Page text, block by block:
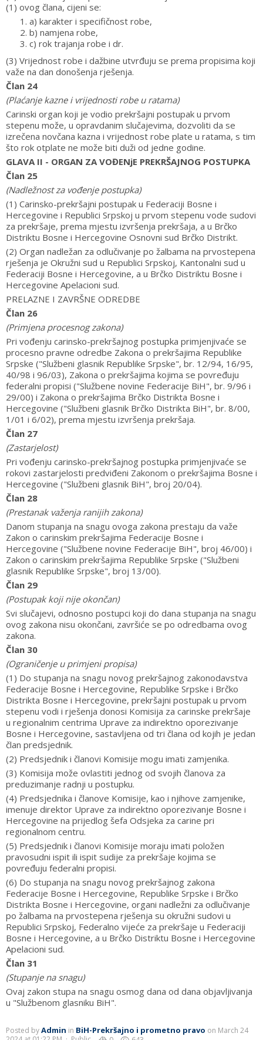
(1) ovog člana, cijeni se:
a) karakter i specifičnost robe,
b) namjena robe,
c) rok trajanja robe i dr.
(3) Vrijednost robe i dažbine utvrđuju se prema propisima koji
važe na dan donošenja rješenja.
Član 24
(Plaćanje kazne i vrijednosti robe u ratama)
Carinski organ koji je vodio prekršajni postupak u prvom
stepenu može, u opravdanim slučajevima, dozvoliti da se
izrečena novčana kazna i vrijednost robe plate u ratama, s tim
što rok otplate ne može biti duži od jedne godine.
GLAVA II - ORGAN ZA VOĐENjE PREKRŠAJNOG POSTUPKA
Član 25
(Nadležnost za vođenje postupka)
(1) Carinsko-prekršajni postupak u Federaciji Bosne i
Hercegovine i Republici Srpskoj u prvom stepenu vode sudovi
za prekršaje, prema mjestu izvršenja prekršaja, a u Brčko
Distriktu Bosne i Hercegovine Osnovni sud Brčko Distrikt.
(2) Organ nadležan za odlučivanje po žalbama na prvostepena
rješenja je Okružni sud u Republici Srpskoj, Kantonalni sud u
Federaciji Bosne i Hercegovine, a u Brčko Distriktu Bosne i
Hercegovine Apelacioni sud.
PRELAZNE I ZAVRŠNE ODREDBE
Član 26
(Primjena procesnog zakona)
Pri vođenju carinsko-prekršajnog postupka primjenjivaće se
procesno pravne odredbe Zakona o prekršajima Republike
Srpske ("Službeni glasnik Republike Srpske", br. 12/94, 16/95,
40/98 i 96/03), Zakona o prekršajima kojima se povređuju
federalni propisi ("Službene novine Federacije BiH", br. 9/96 i
29/00) i Zakona o prekršajima Brčko Distrikta Bosne i
Hercegovine ("Službeni glasnik Brčko Distrikta BiH", br. 8/00,
1/01 i 6/02), prema mjestu izvršenja prekršaja.
Član 27
(Zastarjelost)
Pri vođenju carinsko-prekršajnog postupka primjenjivaće se
rokovi zastarjelosti predviđeni Zakonom o prekršajima Bosne i
Hercegovine ("Službeni glasnik BiH", broj 20/04).
Član 28
(Prestanak važenja ranijih zakona)
Danom stupanja na snagu ovoga zakona prestaju da važe
Zakon o carinskim prekršajima Federacije Bosne i
Hercegovine ("Službene novine Federacije BiH", broj 46/00) i
Zakon o carinskim prekršajima Republike Srpske ("Službeni
glasnik Republike Srpske", broj 13/00).
Član 29
(Postupak koji nije okončan)
Svi slučajevi, odnosno postupci koji do dana stupanja na snagu
ovog zakona nisu okončani, završiće se po odredbama ovog
zakona.
Član 30
(Ograničenje u primjeni propisa)
(1) Do stupanja na snagu novog prekršajnog zakonodavstva
Federacije Bosne i Hercegovine, Republike Srpske i Brčko
Distrikta Bosne i Hercegovine, prekršajni postupak u prvom
stepenu vodi i rješenja donosi Komisija za carinske prekršaje
u regionalnim centrima Uprave za indirektno oporezivanje
Bosne i Hercegovine, sastavljena od tri člana od kojih je jedan
član predsjednik.
(2) Predsjednik i članovi Komisije mogu imati zamjenika.
(3) Komisija može ovlastiti jednog od svojih članova za
preduzimanje radnji u postupku.
(4) Predsjednika i članove Komisije, kao i njihove zamjenike,
imenuje direktor Uprave za indirektno oporezivanje Bosne i
Hercegovine na prijedlog šefa Odsjeka za carine pri
regionalnom centru.
(5) Predsjednik i članovi Komisije moraju imati položen
pravosudni ispit ili ispit sudije za prekršaje kojima se
povređuju federalni propisi.
(6) Do stupanja na snagu novog prekršajnog zakona
Federacije Bosne i Hercegovine, Republike Srpske i Brčko
Distrikta Bosne i Hercegovine, organi nadležni za odlučivanje
po žalbama na prvostepena rješenja su okružni sudovi u
Republici Srpskoj, Federalno vijeće za prekršaje u Federaciji
Bosne i Hercegovine, a u Brčko Distriktu Bosne i Hercegovine
Apelacioni sud.
Član 31
(Stupanje na snagu)
Ovaj zakon stupa na snagu osmog dana od dana objavljivanja
u "Službenom glasniku BiH".
Posted byAdmin in BiH-Prekršajno i prometno pravo on March 24